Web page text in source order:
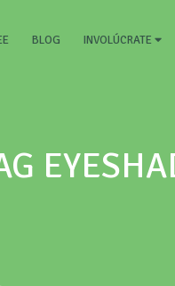
BLOG INVOLÚCRATE